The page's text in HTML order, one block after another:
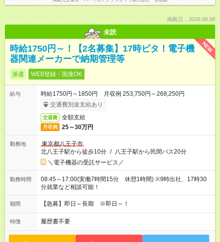
掲載日：2026.08.08
未読
NEW
時給1750円～！【2名募集】17時ピタ！電子機
器関連メーカーで納期管理等
派遣 WEB登録・面接OK
給与
時給1750円～1850円 月収例 253,750円～268,250円
交通費別途支給あり
交通費 全額支給
月収例 25～30万円
勤務地
東京都八王子市
北八王子駅から徒歩10分 / 八王子駅から民間バス20分
＼電子機器の受託サービス／
勤務時間
08:45～17:00(実働7時間15分 休憩1時間) ※9時出社、17時30
分就業など相談可能！
期間 【急募】即日～長期 ※即日～！
特徴 履歴書不要